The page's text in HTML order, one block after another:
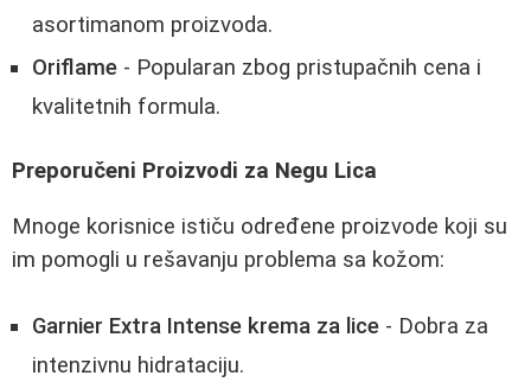
asortimanom proizvoda.
Oriflame - Popularan zbog pristupačnih cena i
kvalitetnih formula.
Preporučeni Proizvodi za Negu Lica
Mnoge korisnice ističu određene proizvode koji su
im pomogli u rešavanju problema sa kožom:
Garnier Extra Intense krema za lice - Dobra za
intenzivnu hidrataciju.